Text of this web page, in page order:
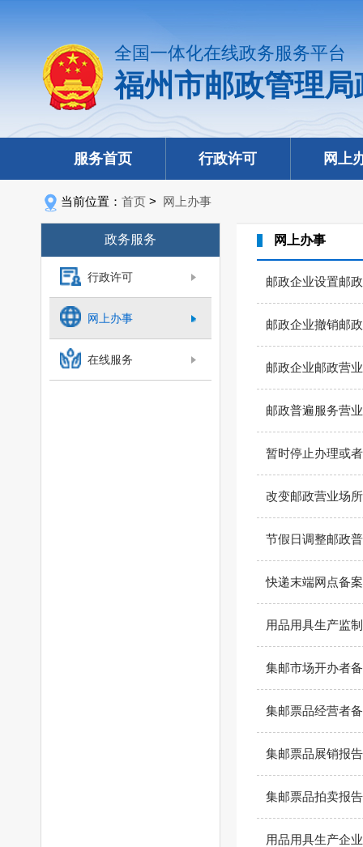
全国一体化在线政务服务平台
福州市邮政管理
服务首页 行政许可 网上
当前位置： 首页 > 网上办事
政务服务
行政许可
网上办事
在线服务
网上办事
邮政企业设置邮
邮政企业撤销邮
邮政企业邮政营
邮政普遍服务营
暂时停止办理或
改变邮政营业场
节假日调整邮政
快递末端网点备案
用品用具生产监
集邮市场开办者
集邮票品经营者
集邮票品展销报告
集邮票品拍卖报告
用品用具生产企